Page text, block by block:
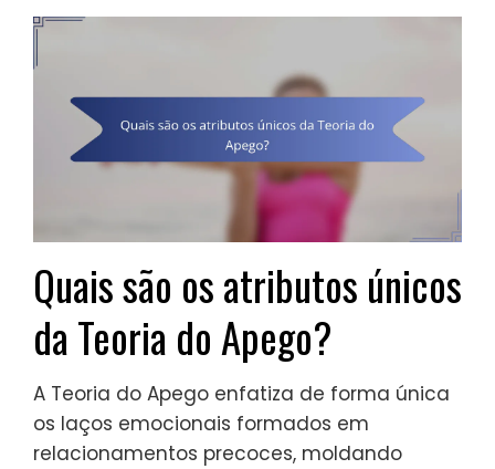
Quais são os atributos únicos
da Teoria do Apego?
A Teoria do Apego enfatiza de forma única
os laços emocionais formados em
relacionamentos precoces, moldando